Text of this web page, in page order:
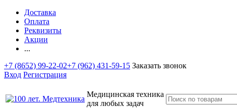
Доставка
Оплата
Реквизиты
Акции
...
+7 (8652) 99-22-02+7 (962) 431-59-15 Заказать звонок
Вход Регистрация
Медицинская техника
для любых задач